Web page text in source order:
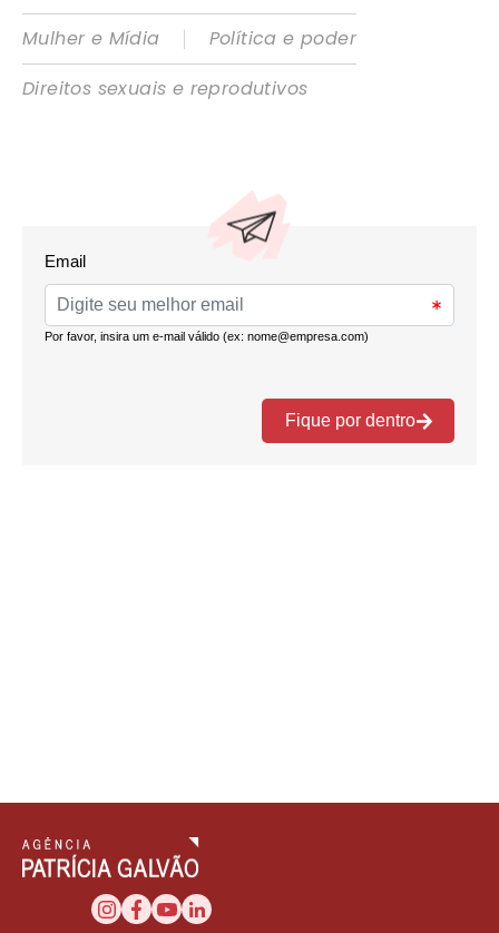
Mulher e Mídia
|
Política e poder
Direitos sexuais e reprodutivos